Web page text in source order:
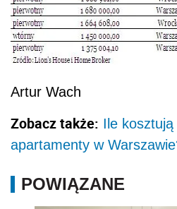
Artur Wach
Zobacz także: Ile
apartamenty w
POWIĄZANE